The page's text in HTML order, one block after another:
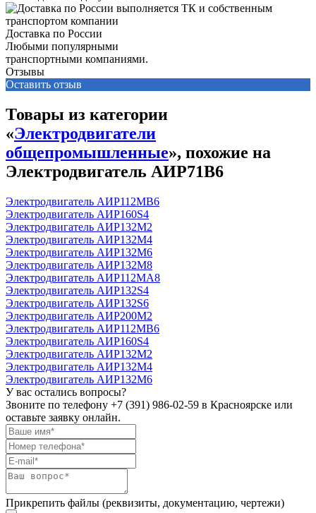
Доставка по России
Любыми популярными
транспортными компаниями.
Отзывы
Оставить отзыв
Товары из категории
«Электродвигатели
общепромышленные», похожие на
Электродвигатель АИР71В6
Электродвигатель АИР112MB6
Электродвигатель АИР160S4
Электродвигатель АИР132М2
Электродвигатель АИР132М4
Электродвигатель АИР132М6
Электродвигатель АИР132М8
Электродвигатель АИР112МА8
Электродвигатель АИР132S4
Электродвигатель АИР132S6
Электродвигатель АИР200М2
Электродвигатель АИР112MB6
Электродвигатель АИР160S4
Электродвигатель АИР132М2
Электродвигатель АИР132М4
Электродвигатель АИР132М6
У вас остались вопросы?
Звоните по телефону +7 (391) 986-02-59 в Красноярске или
оставьте заявку онлайн.
Прикрепить файлы (реквизиты, документацию, чертежи)